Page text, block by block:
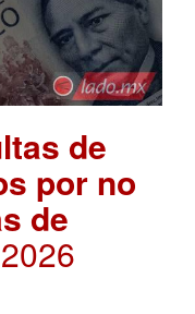
de
por no
de